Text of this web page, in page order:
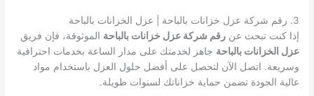
3. رقم شركة عزل خزانات بالباحة | عزل الخزانات بالباحة
إذا كنت تبحث عنرقم شركة عزل خزانات بالباحة الموثوقة، فإن فريق
عزل الخزانات بالباحة جاهز لخدمتك على مدار الساعة بخدمات احترافية
وسريعة. اتصل الآن لتحصل على أفضل حلول العزل باستخدام مواد
عالية الجودة تضمن حماية خزاناتك لسنوات طويلة.